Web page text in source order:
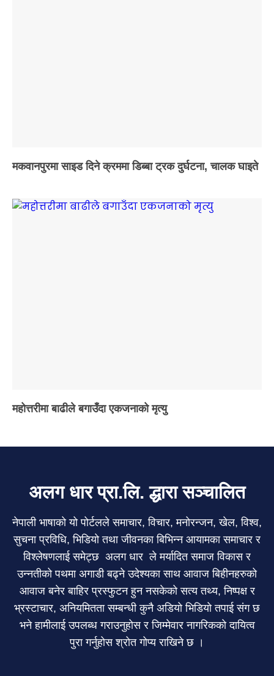
मकवानपुरमा साइड दिने क्रममा डिब्बा ट्रक दुर्घटना, चालक घाइते
महोत्तरीमा बाढीले बगाउँदा एकजनाको मृत्यु
अलग धार प्रा.लि. द्धारा सञ्चालित
नेपाली भाषाको यो पोर्टलले समाचार, विचार, मनोरन्जन, खेल, विश्व,
सुचना प्रविधि, भिडियो तथा जीवनका बिभिन्न आयामका समाचार र
विश्लेषणलाई समेट्छ अलग धार ले मर्यादित समाज विकास र
उन्नतीको पथमा अगाडी बढ्ने उदेश्यका साथ आवाज बिहीनहरुको
आवाज बनेर बाहिर प्रस्फुटन हुन नसकेको सत्य तथ्य, निष्पक्ष र
भ्रस्टाचार, अनियमितता सम्बन्धी कुनै अडियो भिडियो तपाई संग छ
भने हामीलाई उपलब्ध गराउनुहोस र जिम्मेवार नागरिकको दायित्व
पुरा गर्नुहोस श्रोत गोप्य राखिने छ ।